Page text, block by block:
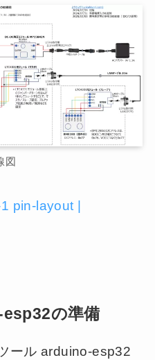
図
pin-layout |
の準備
ール arduino-esp32